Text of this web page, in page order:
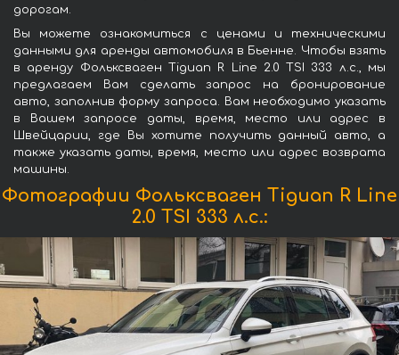
дорогам.
Вы можете ознакомиться с ценами и техническими
данными для аренды автомобиля в Бьенне. Чтобы взять
в аренду Фольксваген Tiguan R Line 2.0 TSI 333 л.с., мы
предлагаем Вам сделать запрос на бронирование
авто, заполнив форму запроса. Вам необходимо указать
в Вашем запросе даты, время, место или адрес в
Швейцарии, где Вы хотите получить данный авто, а
также указать даты, время, место или адрес возврата
машины.
Фотографии Фольксваген Tiguan R Line
2.0 TSI 333 л.с.: